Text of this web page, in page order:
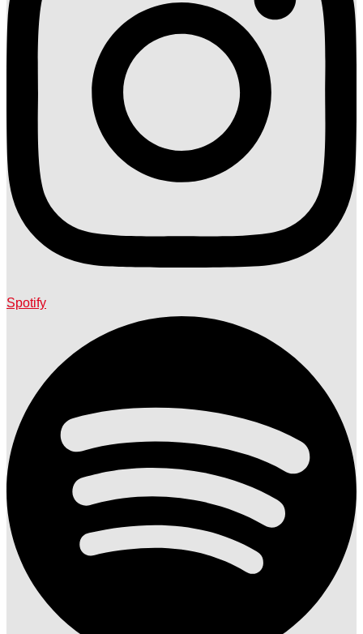
Spotify